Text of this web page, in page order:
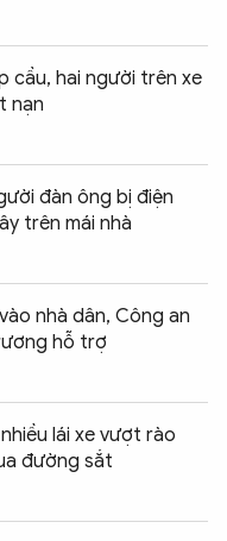
cầu, hai người trên xe
nạn
đàn ông bị điện
trên mái nhà
nhà dân, Công an
hỗ trợ
lái xe vượt rào
đường sắt